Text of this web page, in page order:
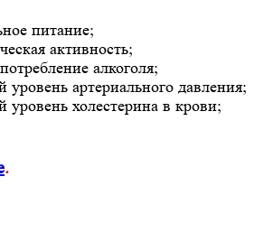
питание;
активность;
алкоголя;
артериального давления;
холестерина в крови;
.